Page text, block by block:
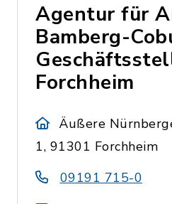
Agentur für
Bamberg-
Forchheim
Äußere
1, 91301 Forchheim
09191 715-0